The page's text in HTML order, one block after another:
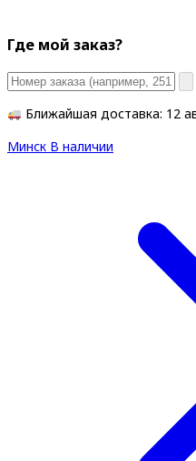
Где мой заказ?
Ближайшая доставка: 12
Минск В наличии